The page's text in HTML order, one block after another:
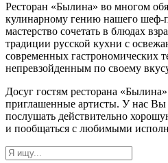
Ресторан «Былина» во многом
кулинарному гению нашего шеф-
мастерство сочетать в блюдах
традиции русской кухни с
современных гастрономических
непревзойденным по своему
Досуг гостям ресторана
приглашенные артисты. У нас Вы
послушать действительно
и пообщаться с любимыми